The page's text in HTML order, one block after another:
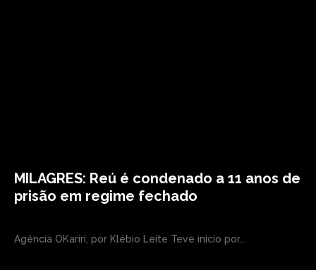
MILAGRES: Reú é condenado a 11 anos de
prisão em regime fechado
Agência OKariri, por Klébio Leite Teve inicio por...